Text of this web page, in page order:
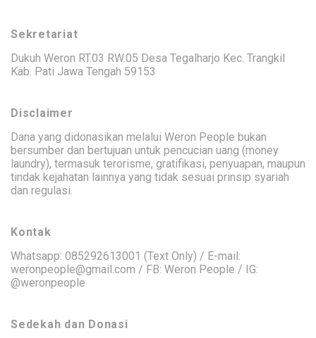
Sekretariat
Dukuh Weron RT.03 RW.05 Desa Tegalharjo Kec. Trangkil
Kab. Pati Jawa Tengah 59153
Disclaimer
Dana yang didonasikan melalui Weron People bukan
bersumber dan bertujuan untuk pencucian uang (money
laundry), termasuk terorisme, gratifikasi, penyuapan, maupun
tindak kejahatan lainnya yang tidak sesuai prinsip syariah
dan regulasi.
Kontak
Whatsapp: 085292613001 (Text Only) / E-mail:
weronpeople@gmail.com / FB: Weron People / IG:
@weronpeople
Sedekah dan Donasi